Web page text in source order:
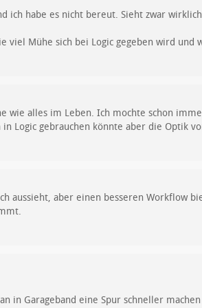
ich habe es nicht bereut. Sieht zwar
Mühe sich bei Logic gegeben wird und
wie alles im Leben. Ich mochte schon
Logic gebrauchen könnte aber die Optik
aussieht, aber einen besseren Workflow
in Garageband eine Spur schneller